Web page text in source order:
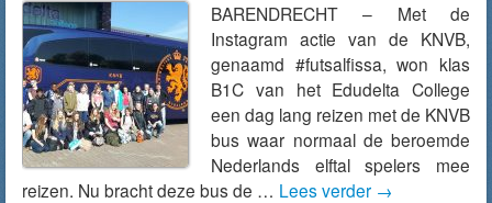
BARENDRECHT – Met de
Instagram actie van de KNVB,
genaamd #futsalfissa, won klas
B1C van het Edudelta College
een dag lang reizen met de KNVB
bus waar normaal de beroemde
Nederlands elftal spelers mee
reizen. Nu bracht deze bus de … Lees verder →